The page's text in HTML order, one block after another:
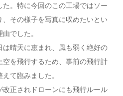
。特に今回のこの工場ではソー
その様子を写真に収めたいとい
でした。
晴天に恵まれ、風も弱く絶好の
を飛行するため、事前の飛行計
て臨みました。
正されドローンにも飛行ルール